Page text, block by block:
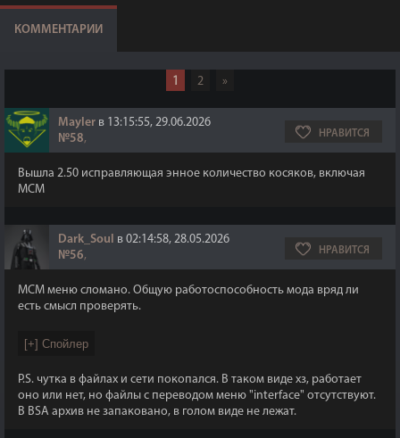
КОММЕНТАРИИ
1 2 »
Mayler в 13:15:55, 29.06.2026
№58, НРАВИТСЯ
Вышла 2.50 исправляющая энное количество косяков, включая
МСМ
Dark_Soul в 02:14:58, 28.05.2026
№56, НРАВИТСЯ
МСМ меню сломано. Общую работоспособность мода вряд ли
есть смысл проверять.
P.S. чутка в файлах и сети покопался. В таком виде хз, работает
оно или нет, но файлы с переводом меню "interface" отсутствуют.
В BSA архив не запаковано, в голом виде не лежат.